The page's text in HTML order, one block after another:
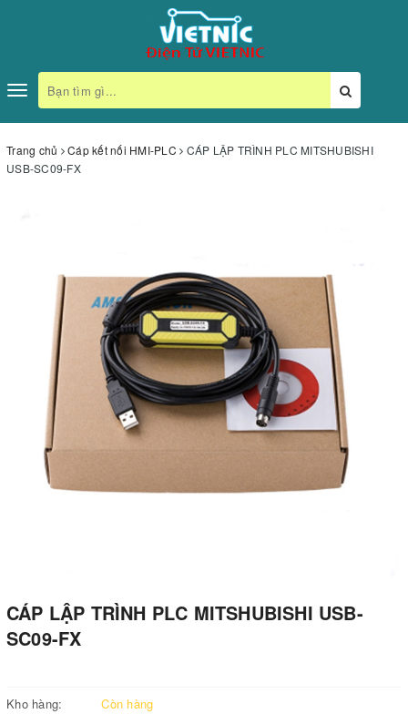
Toggle
navigation
Trang chủ Cáp kết nối HMI-PLC
CÁP LẬP TRÌNH PLC MITSHUBISHI
USB-SC09-FX
CÁP LẬP TRÌNH PLC MITSHUBISHI USB-
SC09-FX
Kho hàng:
Còn hàng